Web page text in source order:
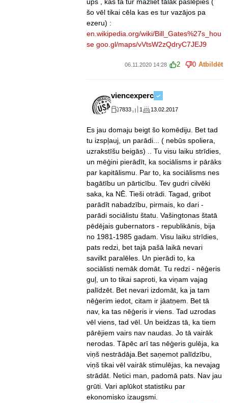
šo vēl tikai cēla kas es tur vazājos pa
ezeru) :
en.wikipedia.org/wiki/Bill_Gates%27s_hou
se goo.gl/maps/vVtsW2zQdryC7JEJ9
06.11.2020 14:28 2 0 Atbildēt
viencexperc
7833 1 13.02.2017
Es jau domaju beigt šo komēdiju. Bet tad
tu izspļauj, un parādi... ( nebūs spoliera,
uzrakstīšu beigās) .. Tu visu laiku strīdies,
un mēģini pierādīt, ka sociālisms ir pārāks
par kapitālismu. Par to, ka sociālisms nes
bagātību un pārticību. Tev gudri cilvēki
saka, ka NĒ. Tieši otrādi. Tagad, gribot
parādīt nabadzību, pirmais, ko dari -
parādi sociālistu štatu. Vašingtonas štatā
pēdējais gubernators - republikānis, bija
no 1981-1985 gadam. Visu laiku strīdies,
pats redzi, bet tajā pašā laikā nevari
savilkt paralēles. Un pierādi to, ka
sociālisti nemāk domāt. Tu redzi - nēģeris
guļ, un to tikai saproti, ka viņam vajag
palīdzēt. Bet nevari izdomāt, ka ja tam
nēģerim iedot, citam ir jāatņem. Bet tā
nav, ka tas nēģeris ir viens. Tad uzrodas
vēl viens, tad vēl. Un beidzas tā, ka tiem
pārējiem vairs nav naudas. Jo tā vairāk
nerodas. Tāpēc arī tas nēģeris gulēja, ka
viņš nestrādāja.Bet saņemot palīdzību,
viņš tikai vēl vairāk stimulējas, ka nevajag
strādāt. Netici man, padomā pats. Nav jau
grūti. Vari aplūkot statistiku par
ekonomisko izaugsmi.